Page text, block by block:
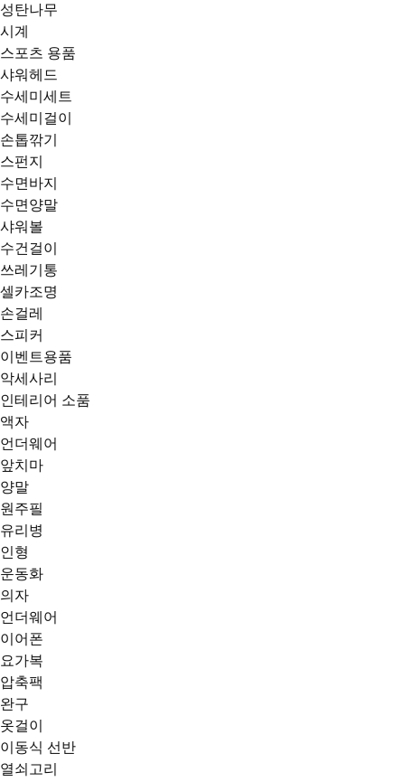
성탄나무
시계
스포츠 용품
샤워헤드
수세미세트
수세미걸이
손톱깎기
스펀지
수면바지
수면양말
샤워볼
수건걸이
쓰레기통
셀카조명
손걸레
스피커
이벤트용품
악세사리
인테리어 소품
액자
언더웨어
앞치마
양말
원주필
유리병
인형
운동화
의자
언더웨어
이어폰
요가복
압축팩
완구
옷걸이
이동식 선반
열쇠고리